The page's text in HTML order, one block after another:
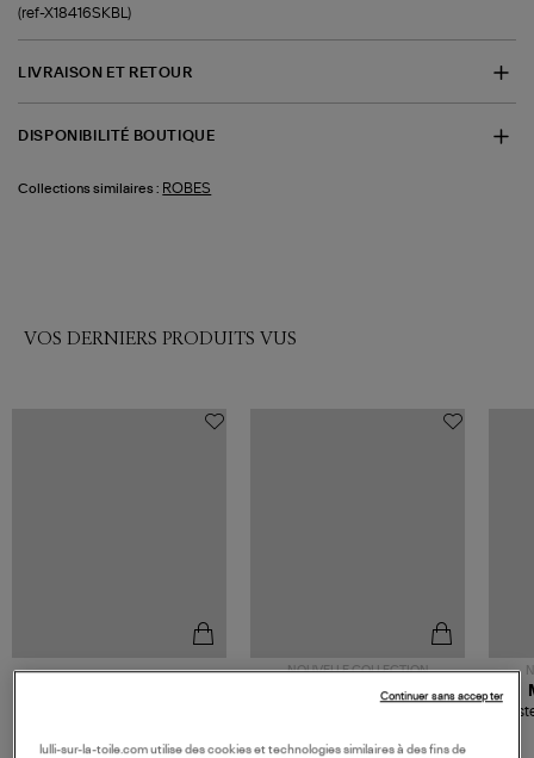
(ref-X18416SKBL)
LIVRAISON ET RETOUR
DISPONIBILITÉ BOUTIQUE
Collections similaires : ROBES
VOS DERNIERS PRODUITS VUS
NOUVELLE COLLECTION
TORAL
lulli-sur-la-toile.com utilise des cookies et technologies similaires à des fins de
Continuer sans accepter